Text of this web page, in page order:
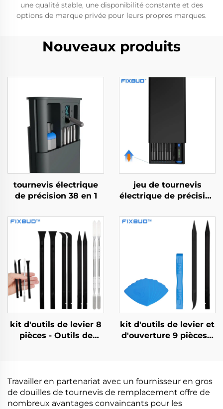
une qualité stable, une disponibilité constante et des
options de marque privée pour leurs propres marques.
Nouveaux produits
tournevis électrique
de précision 38 en 1
jeu de tournevis
électrique de précision
kit d'outils de levier 8
pièces - Outils de
électronique
kit d'outils de levier et
d'ouverture 9 pièces –
électronique
Travailler en partenariat avec un fournisseur en gros
de douilles de tournevis de remplacement offre de
nombreux avantages convaincants pour les